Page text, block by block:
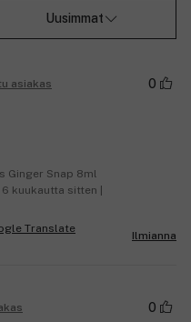
Uusimmat
asiakas 0
Ginger Snap 8ml
kuukautta sitten |
Ilmianna
0